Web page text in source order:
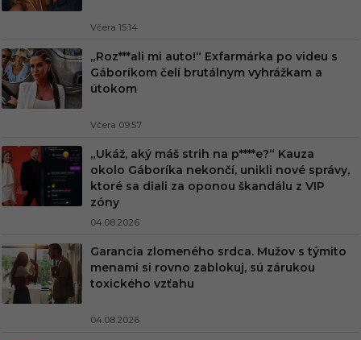
Včera 15:14
„Roz***ali mi auto!“ Exfarmárka po videu s
Gáboríkom čelí brutálnym vyhrážkam a
útokom
Včera 09:57
„Ukáž, aký máš strih na p****e?“ Kauza
okolo Gáboríka nekončí, unikli nové správy,
ktoré sa diali za oponou škandálu z VIP
zóny
04.08.2026
Garancia zlomeného srdca. Mužov s týmito
menami si rovno zablokuj, sú zárukou
toxického vzťahu
04.08.2026